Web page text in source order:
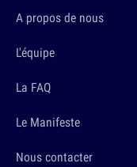
A propos de nous
L'équipe
La FAQ
Le Manifeste
Nous contacter